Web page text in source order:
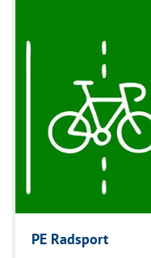
PE Radsport